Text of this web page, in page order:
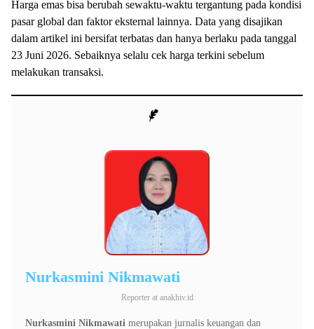
Harga emas bisa berubah sewaktu-waktu tergantung pada kondisi
pasar global dan faktor eksternal lainnya. Data yang disajikan
dalam artikel ini bersifat terbatas dan hanya berlaku pada tanggal
23 Juni 2026. Sebaiknya selalu cek harga terkini sebelum
melakukan transaksi.
Nurkasmini Nikmawati
Reporter at anakhiv.id
Nurkasmini Nikmawati merupakan jurnalis keuangan dan